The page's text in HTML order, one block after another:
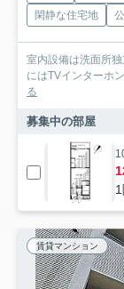
閑静な住宅地
室内設備は洗面所
にはTVインターホ
る
募集中の部屋
賃貸マンション